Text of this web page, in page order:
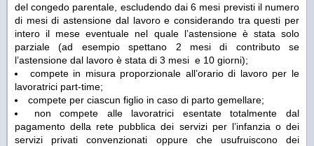
del congedo parentale, escludendo dai 6 mesi previsti il numero
di mesi di astensione dal lavoro e considerando tra questi per
intero il mese eventuale nel quale l’astensione è stata solo
parziale (ad esempio spettano 2 mesi di contributo se
l’astensione dal lavoro è stata di 3 mesi e 10 giorni);
compete in misura proporzionale all’orario di lavoro per le
lavoratrici part-time;
compete per ciascun figlio in caso di parto gemellare;
non compete alle lavoratrici esentate totalmente dal
pagamento della rete pubblica dei servizi per l’infanzia o dei
servizi privati convenzionati oppure che usufruiscono dei